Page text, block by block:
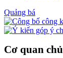
Quảng bá
Cơ quan